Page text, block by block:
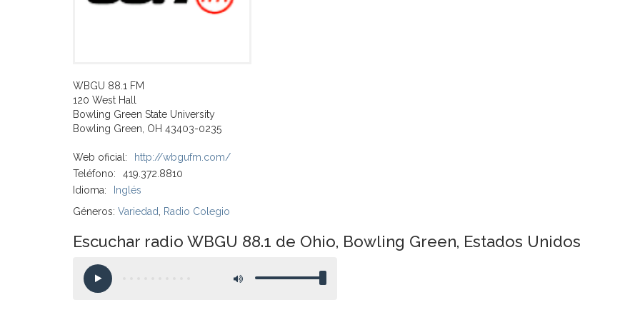
WBGU 88.1 FM
120 West Hall
Bowling Green State University
Bowling Green, OH 43403-0235
Web oficial:
http://wbgufm.com/
Teléfono:
419.372.8810
Idioma:
Inglés
Géneros: Variedad Radio Colegio
Escuchar radio WBGU 88.1 de Ohio, Bowling Green, Estados Unidos